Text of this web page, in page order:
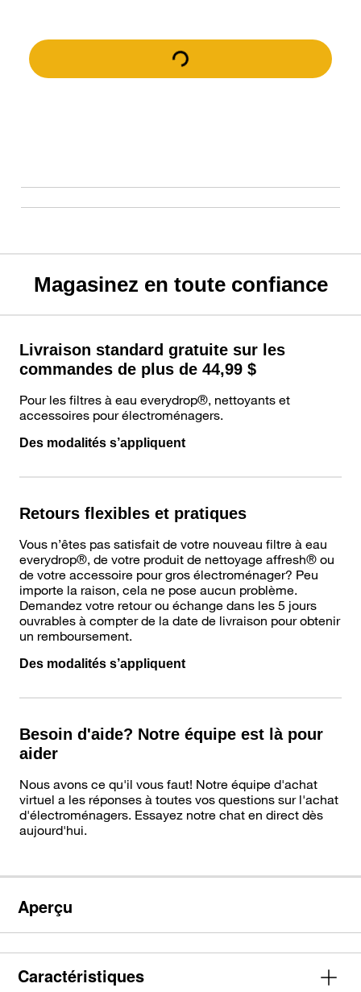
Magasinez en toute confiance
Livraison standard gratuite sur les
commandes de plus de 44,99 $
Pour les filtres à eau everydrop®, nettoyants et
accessoires pour électroménagers.
Des modalités s’appliquent
Retours flexibles et pratiques
Vous n’êtes pas satisfait de votre nouveau filtre à eau
everydrop®, de votre produit de nettoyage affresh® ou
de votre accessoire pour gros électroménager? Peu
importe la raison, cela ne pose aucun problème.
Demandez votre retour ou échange dans les 5 jours
ouvrables à compter de la date de livraison pour obtenir
un remboursement.
Des modalités s’appliquent
Besoin d'aide? Notre équipe est là pour
aider
Nous avons ce qu'il vous faut! Notre équipe d'achat
virtuel a les réponses à toutes vos questions sur l'achat
d'électroménagers. Essayez notre chat en direct dès
aujourd'hui.
Aperçu
Caractéristiques